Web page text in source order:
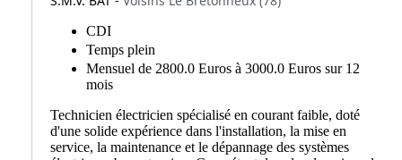
CDI
Temps plein
Mensuel de 2800.0 Euros à 3000.0 Euros sur 12
mois
Technicien électricien spécialisé en courant faible, doté
d'une solide expérience dans l'installation, la mise en
service, la maintenance et le dépannage des systèmes